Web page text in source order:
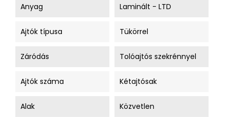
Anyag Laminált - LTD
Ajtók típusa Tükörrel
Záródás Tolóajtós szekrénnyel
Ajtók száma Kétajtósak
Alak Közvetlen